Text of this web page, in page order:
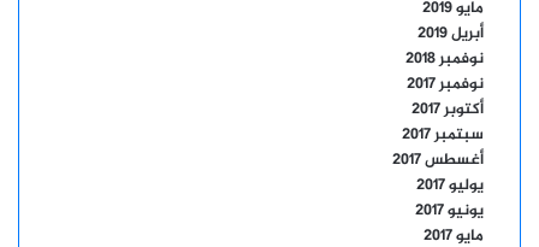
مايو 2019
أبريل 2019
نوفمبر 2018
نوفمبر 2017
أكتوبر 2017
سبتمبر 2017
أغسطس 2017
يوليو 2017
يونيو 2017
مايو 2017